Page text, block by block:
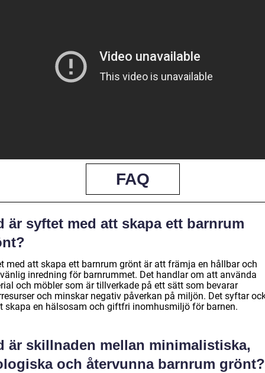
FAQ
är syftet med att skapa ett barnrum
med att skapa ett barnrum grönt är att främja en hållbar och
inredning för barnrummet. Det handlar om att använda
och möbler som är tillverkade på ett sätt som bevarar
och minskar negativ påverkan på miljön. Det syftar
skapa en hälsosam och giftfri inomhusmiljö för barnen.
är skillnaden mellan minimalistiska,
och återvunna barnrum grönt?